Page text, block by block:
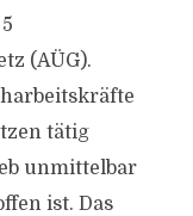
(AÜG).
tätig
unmittelbar
ist. Das